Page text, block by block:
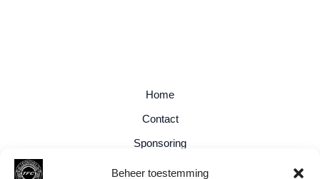
Beheer toestemming
Home
Contact
Sponsoring
Privacy Policy